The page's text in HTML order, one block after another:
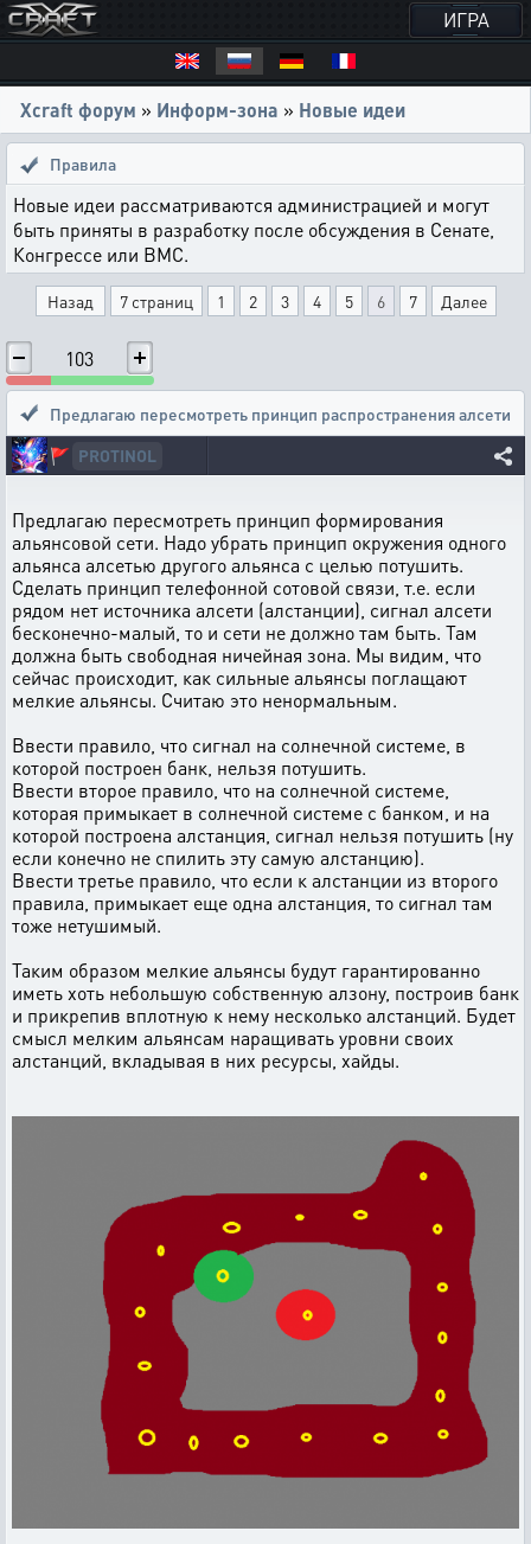
ИГРА
Xcraft форум » Информ-зона » Новые идеи
Правила
Новые идеи рассматриваются администрацией и могут
быть приняты в разработку после обсуждения в Сенате,
Конгрессе или ВМС.
Назад 7 страниц 1 2 3 4 5 6 7 Далее
103
Предлагаю пересмотреть принцип распространения алсети
🚩 PROTINOL
Предлагаю пересмотреть принцип формирования
альянсовой сети. Надо убрать принцип окружения одного
альянса алсетью другого альянса с целью потушить.
Сделать принцип телефонной сотовой связи, т.е. если
рядом нет источника алсети (алстанции), сигнал алсети
бесконечно-малый, то и сети не должно там быть. Там
должна быть свободная ничейная зона. Мы видим, что
сейчас происходит, как сильные альянсы поглащают
мелкие альянсы. Считаю это ненормальным.
Ввести правило, что сигнал на солнечной системе, в
которой построен банк, нельзя потушить.
Ввести второе правило, что на солнечной системе,
которая примыкает в солнечной системе с банком, и на
которой построена алстанция, сигнал нельзя потушить (ну
если конечно не спилить эту самую алстанцию).
Ввести третье правило, что если к алстанции из второго
правила, примыкает еще одна алстанция, то сигнал там
тоже нетушимый.
Таким образом мелкие альянсы будут гарантированно
иметь хоть небольшую собственную алзону, построив банк
и прикрепив вплотную к нему несколько алстанций. Будет
смысл мелким альянсам наращивать уровни своих
алстанций, вкладывая в них ресурсы, хайды.